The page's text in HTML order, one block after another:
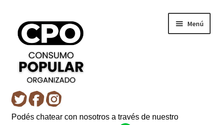
navegación
contenido
Menú
Inicio
Podés chatear con nosotros a través de nuestro